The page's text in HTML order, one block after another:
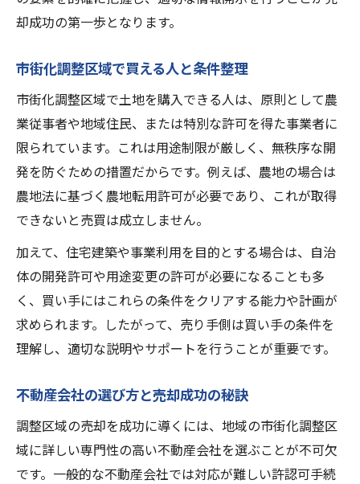
却成功の第一歩となります。
市街化調整区域で買える人と条件整理
市街化調整区域で土地を購入できる人は、原則として農
業従事者や地域住民、または特別な許可を得た事業者に
限られています。これは用途制限が厳しく、無秩序な開
発を防ぐための措置だからです。例えば、農地の場合は
農地法に基づく農地転用許可が必要であり、これが取得
できないと売買は成立しません。
加えて、住宅建築や事業利用を目的とする場合は、自治
体の開発許可や用途変更の許可が必要になることも多
く、買い手にはこれらの条件をクリアする能力や計画が
求められます。したがって、売り手側は買い手の条件を
理解し、適切な説明やサポートを行うことが重要です。
不動産会社の選び方と売却成功の秘訣
調整区域の売却を成功に導くには、地域の市街化調整区
域に詳しい専門性の高い不動産会社を選ぶことが不可欠
です。一般的な不動産会社では対応が難しい許認可手続